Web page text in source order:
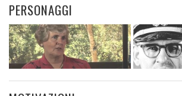
PERSONAGGI